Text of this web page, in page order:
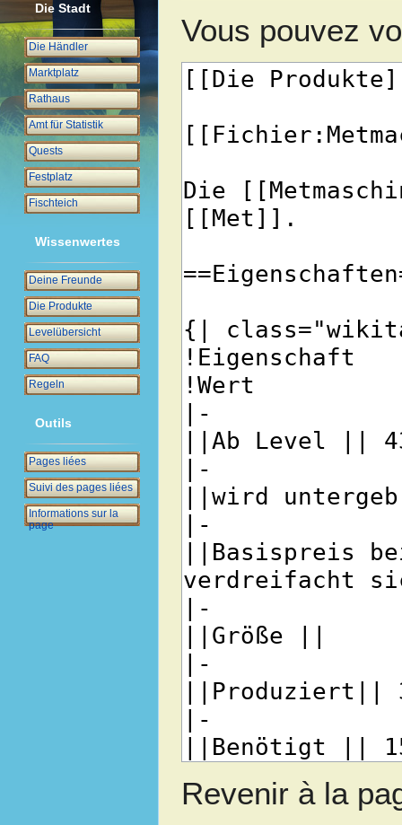
Vous pouvez
Revenir à la
Die Stadt
Die Händler
Marktplatz
Rathaus
Amt für Statistik
Quests
Festplatz
Fischteich
Wissenwertes
Deine Freunde
Die Produkte
Levelübersicht
FAQ
Regeln
Outils
Pages liées
Suivi des pages liées
Informations sur la
page